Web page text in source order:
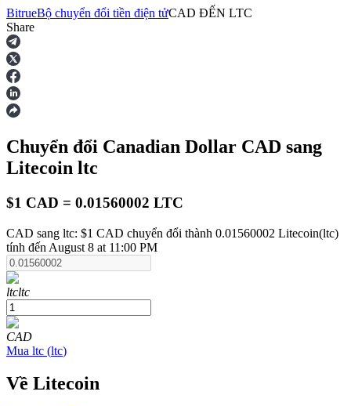
Hợp đồng tương lai
USDT Futures
Futures sử dụng USDT làm tài sản thế chấp
BitrueBộ chuyển đổi tiền điện tửCAD ĐẾN LTC
Share
Chuyển đổi Canadian Dollar CAD sang
Litecoin ltc
$1 CAD = 0.01560002 LTC
CAD sang ltc: $1 CAD chuyển đổi thành 0.01560002 Litecoin(ltc)
tính đến August 8 at 11:00 PM
ltcltc
CAD
Mua ltc (ltc)
Về Litecoin